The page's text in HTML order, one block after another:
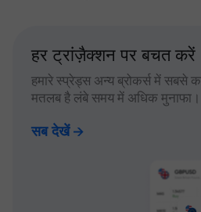
हर ट्रांज़ैक्शन पर बचत करें
हमारे स्प्रेड्स अन्य ब्रोकर्स में सबसे
मतलब है लंबे समय में अधिक मुनाफा।
सब देखें